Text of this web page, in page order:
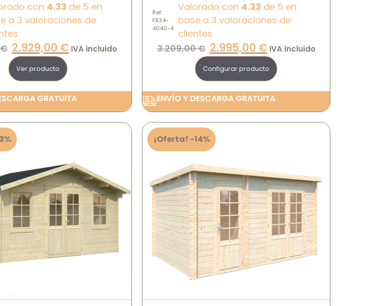
con 4.33 de 5 en
a 3 valoraciones de
€ 2.929,00 € IVA incluido
Ver producto
GRATUITA
Ref:
FR34-
4040-4
Valorado con 4.33 de 5 en
base a 3 valoraciones de
clientes
3.209,00€ 2.995,00 € IVA incluido
Configurar producto
ENVÍO Y DESCARGA GRATUITA
¡Oferta! -14%